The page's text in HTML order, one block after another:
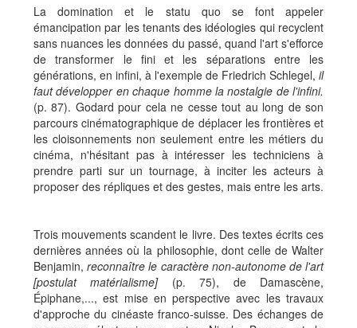
La domination et le statu quo se font appeler
émancipation par les tenants des idéologies qui recyclent
sans nuances les données du passé, quand l'art s'efforce
de transformer le fini et les séparations entre les
générations, en infini, à l'exemple de Friedrich Schlegel, il
faut développer en chaque homme la nostalgie de l'infini.
(p. 87). Godard pour cela ne cesse tout au long de son
parcours cinématographique de déplacer les frontières et
les cloisonnements non seulement entre les métiers du
cinéma, n'hésitant pas à intéresser les techniciens à
prendre parti sur un tournage, à inciter les acteurs à
proposer des répliques et des gestes, mais entre les arts.
Trois mouvements scandent le livre. Des textes écrits ces
dernières années où la philosophie, dont celle de Walter
Benjamin,reconnaître le caractère non-autonome de l'art
[postulat matérialisme] (p. 75), de Damascène,
Épiphane,..., est mise en perspective avec les travaux
d'approche du cinéaste franco-suisse. Des échanges de